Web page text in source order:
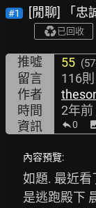
#1 [閒聊] 「忠
已回收
推噓 55
留言 116
作者
時間 2年前
資訊 0
內容預覽:
如題. 最近看
是逃跑殿下